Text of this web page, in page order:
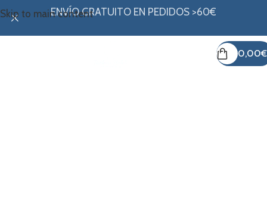
Skip to main contentENVÍO GRATUITO EN PEDIDOS >60€
0,00€